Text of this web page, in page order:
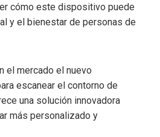
cómo este dispositivo puede
y el bienestar de personas de
el mercado el nuevo
escanear el contorno de
una solución innovadora
más personalizado y